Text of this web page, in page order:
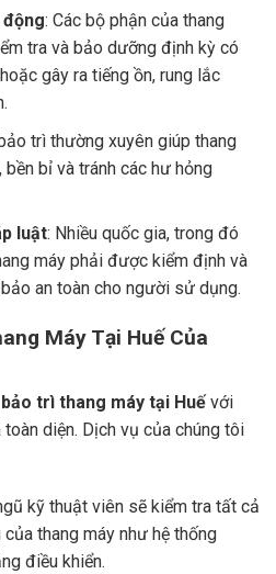
: Các bộ phận của thang
tra và bảo dưỡng định kỳ có
gây ra tiếng ồn, rung lắc
trì thường xuyên giúp thang
bỉ và tránh các hư hỏng
luật: Nhiều quốc gia, trong đó
máy phải được kiểm định và
an toàn cho người sử dụng.
Máy Tại Huế Của
bảo trì thang máy tại Huếvới
diện. Dịch vụ của chúng tôi
kỹ thuật viên sẽ kiểm tra tất cả
thang máy như hệ thống
điều khiển.